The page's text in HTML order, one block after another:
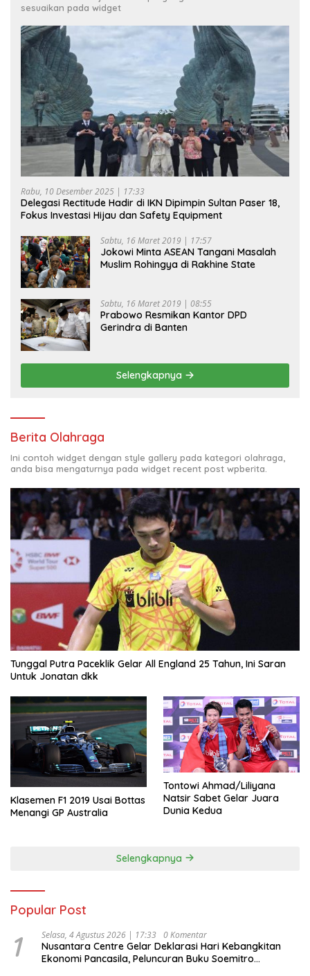
sesuaikan pada widget
Rabu, 10 Desember 2025 | 17:33
Delegasi Rectitude Hadir di IKN Dipimpin Sultan Paser 18,
Fokus Investasi Hijau dan Safety Equipment
Sabtu, 16 Maret 2019 | 17:57
Jokowi Minta ASEAN Tangani Masalah
Muslim Rohingya di Rakhine State
Sabtu, 16 Maret 2019 | 08:55
Prabowo Resmikan Kantor DPD
Gerindra di Banten
Selengkapnya
Berita Olahraga
Ini contoh widget dengan style gallery pada kategori olahraga,
anda bisa mengaturnya pada widget recent post wpberita.
Tunggal Putra Paceklik Gelar All England 25 Tahun, Ini Saran
Untuk Jonatan dkk
Klasemen F1 2019 Usai Bottas
Menangi GP Australia
Tontowi Ahmad/Liliyana
Natsir Sabet Gelar Juara
Dunia Kedua
Selengkapnya
Popular Post
1 Selasa, 4 Agustus 2026 | 17:33 0 Komentar
Nusantara Centre Gelar Deklarasi Hari Kebangkitan
Ekonomi Pancasila, Peluncuran Buku Soemitro